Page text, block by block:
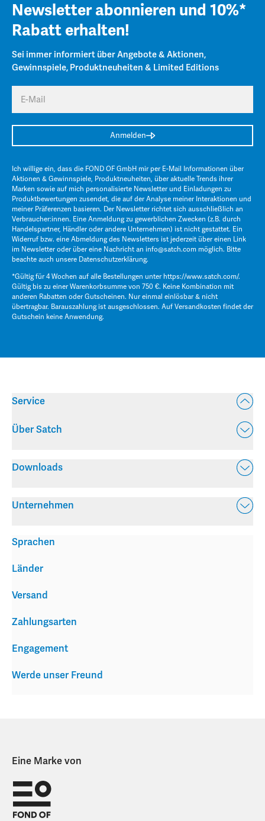
Newsletter abonnieren und 10%*
Rabatt erhalten!
Sei immer informiert über Angebote & Aktionen,
Gewinnspiele, Produktneuheiten & Limited Editions
E-Mail
Anmelden
Ich willige ein, dass die FOND OF GmbH mir per E-Mail Informationen über
Aktionen & Gewinnspiele, Produktneuheiten, über aktuelle Trends ihrer
Marken sowie auf mich personalisierte Newsletter und Einladungen zu
Produktbewertungen zusendet, die auf der Analyse meiner Interaktionen und
meiner Präferenzen basieren. Der Newsletter richtet sich ausschließlich an
Verbraucher:innen. Eine Anmeldung zu gewerblichen Zwecken (z.B. durch
Handelspartner, Händler oder andere Unternehmen) ist nicht gestattet. Ein
Widerruf bzw. eine Abmeldung des Newsletters ist jederzeit über einen Link
im Newsletter oder über eine Nachricht an info@satch.com möglich. Bitte
beachte auch unsere Datenschutzerklärung.
*Gültig für 4 Wochen auf alle Bestellungen unter https://www.satch.com/.
Gültig bis zu einer Warenkorbsumme von 750 €. Keine Kombination mit
anderen Rabatten oder Gutscheinen. Nur einmal einlösbar & nicht
übertragbar. Barauszahlung ist ausgeschlossen. Auf Versandkosten findet der
Gutschein keine Anwendung.
Service
Über Satch
Downloads
Unternehmen
Versand
Zahlungsarten
Engagement
Werde unser Freund
Sprachen
Länder
Eine Marke von